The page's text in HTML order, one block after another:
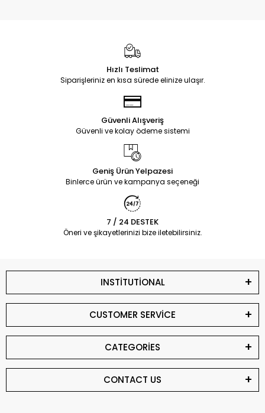
Hızlı Teslimat
Siparişleriniz en kısa sürede elinize ulaşır.
Güvenli Alışveriş
Güvenli ve kolay ödeme sistemi
Geniş Ürün Yelpazesi
Binlerce ürün ve kampanya seçeneği
7 / 24 DESTEK
Öneri ve şikayetlerinizi bize iletebilirsiniz.
INSTİTUTİONAL
CUSTOMER SERVİCE
CATEGORİES
CONTACT US